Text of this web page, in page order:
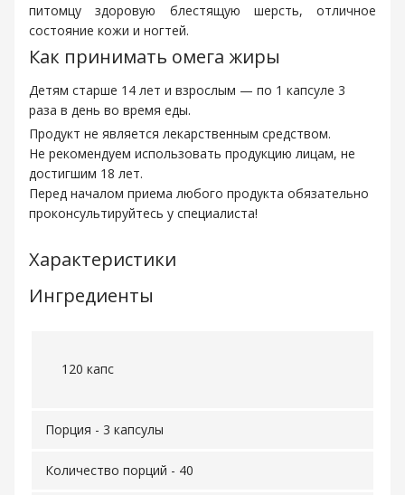
питомцу здоровую блестящую шерсть, отличное
состояние кожи и ногтей.
Как принимать омега жиры
Детям старше 14 лет и взрослым — по 1 капсуле 3
раза в день во время еды.
Продукт не является лекарственным средством.
Не рекомендуем использовать продукцию лицам, не
достигшим 18 лет.
Перед началом приема любого продукта обязательно
проконсультируйтесь у специалиста!
Характеристики
Ингредиенты
120 капс
Порция - 3 капсулы
Количество порций - 40